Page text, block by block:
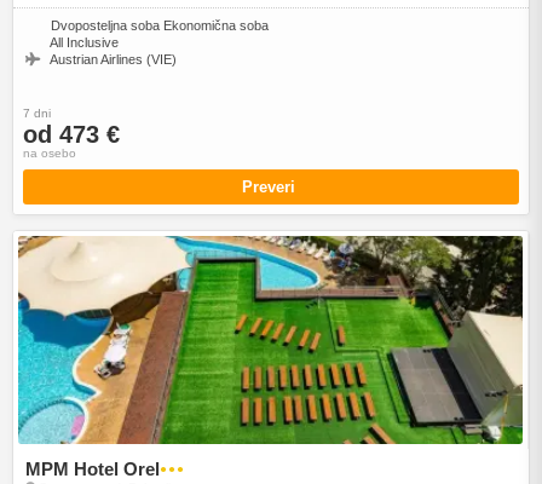
Dvoposteljna soba Ekonomična soba
All Inclusive
Austrian Airlines (VIE)
7 dni
od 473 €
na osebo
Preveri
MPM Hotel Orel●●●